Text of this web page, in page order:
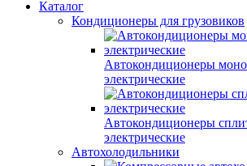
Каталог
Кондиционеры для грузовиков
Автокондиционеры
электрические
Автокондиционеры
электрические
Автохолодильники